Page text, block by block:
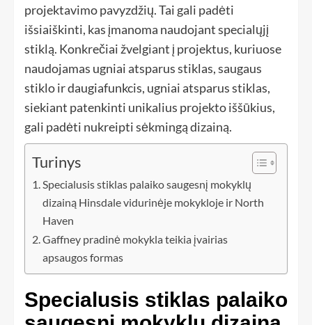
projektavimo pavyzdžių. Tai gali padėti
išsiaiškinti, kas įmanoma naudojant specialųjį
stiklą. Konkrečiai žvelgiant į projektus, kuriuose
naudojamas ugniai atsparus stiklas, saugaus
stiklo ir daugiafunkcis, ugniai atsparus stiklas,
siekiant patenkinti unikalius projekto iššūkius,
gali padėti nukreipti sėkmingą dizainą.
Turinys
Specialusis stiklas palaiko saugesnį mokyklų
dizainą Hinsdale vidurinėje mokykloje ir North
Haven
Gaffney pradinė mokykla teikia įvairias
apsaugos formas
Specialusis stiklas palaiko